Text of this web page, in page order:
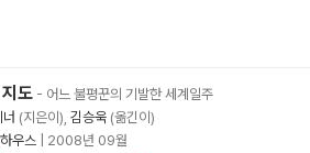
도 - 어느 불평꾼의 기발한 세계일주
(지은이), 김승욱 (옮긴이)
우스
2008년 09월